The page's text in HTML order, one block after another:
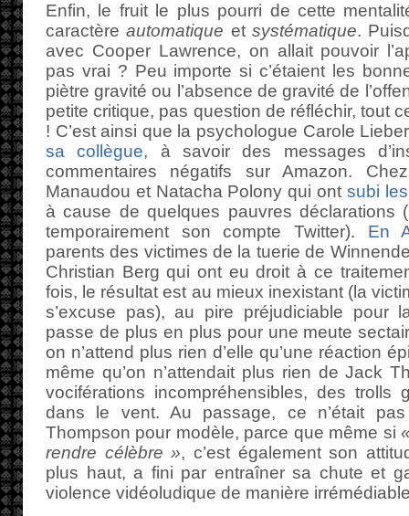
Enfin, le fruit le plus pourri de cette
caractèreautomatique etsystématique.
avec Cooper Lawrence, on allait pouvoir
pas vrai ? Peu importe si c’étaient les
piètre gravité ou l’absence de gravité de
petite critique, pas question de réfléchir, tout
! C’est ainsi que la psychologue Carole
sa collègue, à savoir des messages
commentaires négatifs sur Amazon.
Manaudou et Natacha Polony qui ont subi
à cause de quelques pauvres déclarations
temporairement son compte Twitter). En
parents des victimes de la tuerie de
Christian Berg qui ont eu droit à ce
fois, le résultat est au mieux inexistant (la
s’excuse pas), au pire préjudiciable pour
passe de plus en plus pour une meute
on n’attend plus rien d’elle qu’une réaction
même qu’on n’attendait plus rien de Jack
vociférations incompréhensibles, des trolls
dans le vent. Au passage, ce n’était
Thompson pour modèle, parce que même si
rendre célèbre », c’est également son
plus haut, a fini par entraîner sa chute et
violence vidéoludique de manière